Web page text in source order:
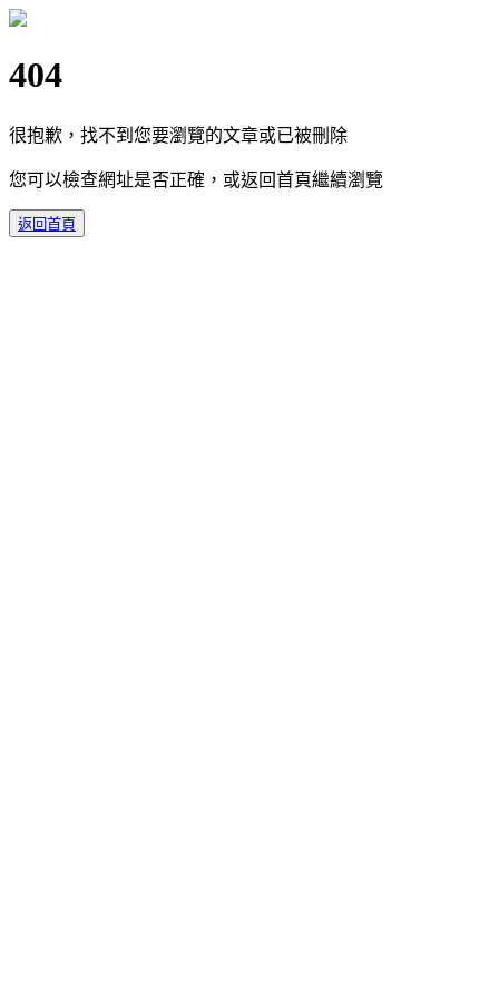
404
很抱歉，找不到您要瀏覽的文章或已被刪除
您可以檢查網址是否正確，或返回首頁繼續瀏覽
返回首頁